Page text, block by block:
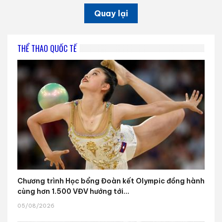
Quay lại
THỂ THAO QUỐC TẾ
Chương trình Học bổng Đoàn kết Olympic đồng hành
cùng hơn 1.500 VĐV hướng tới...
05/08/2026